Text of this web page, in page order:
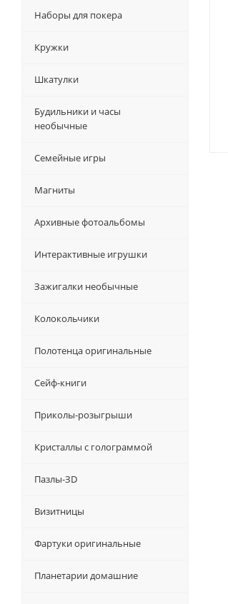
Наборы для покера
Кружки
Шкатулки
Будильники и часы
необычные
Семейные игры
Магниты
Архивные фотоальбомы
Интерактивные игрушки
Зажигалки необычные
Колокольчики
Полотенца оригинальные
Сейф-книги
Приколы-розыгрыши
Кристаллы с голограммой
Пазлы-ЗD
Визитницы
Фартуки оригинальные
Планетарии домашние